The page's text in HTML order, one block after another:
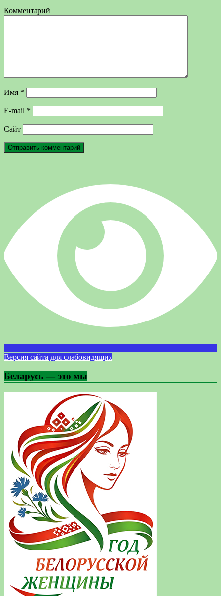
Комментарий
Имя *
E-mail *
Сайт
Версия сайта для слабовидящих
Беларусь — это мы